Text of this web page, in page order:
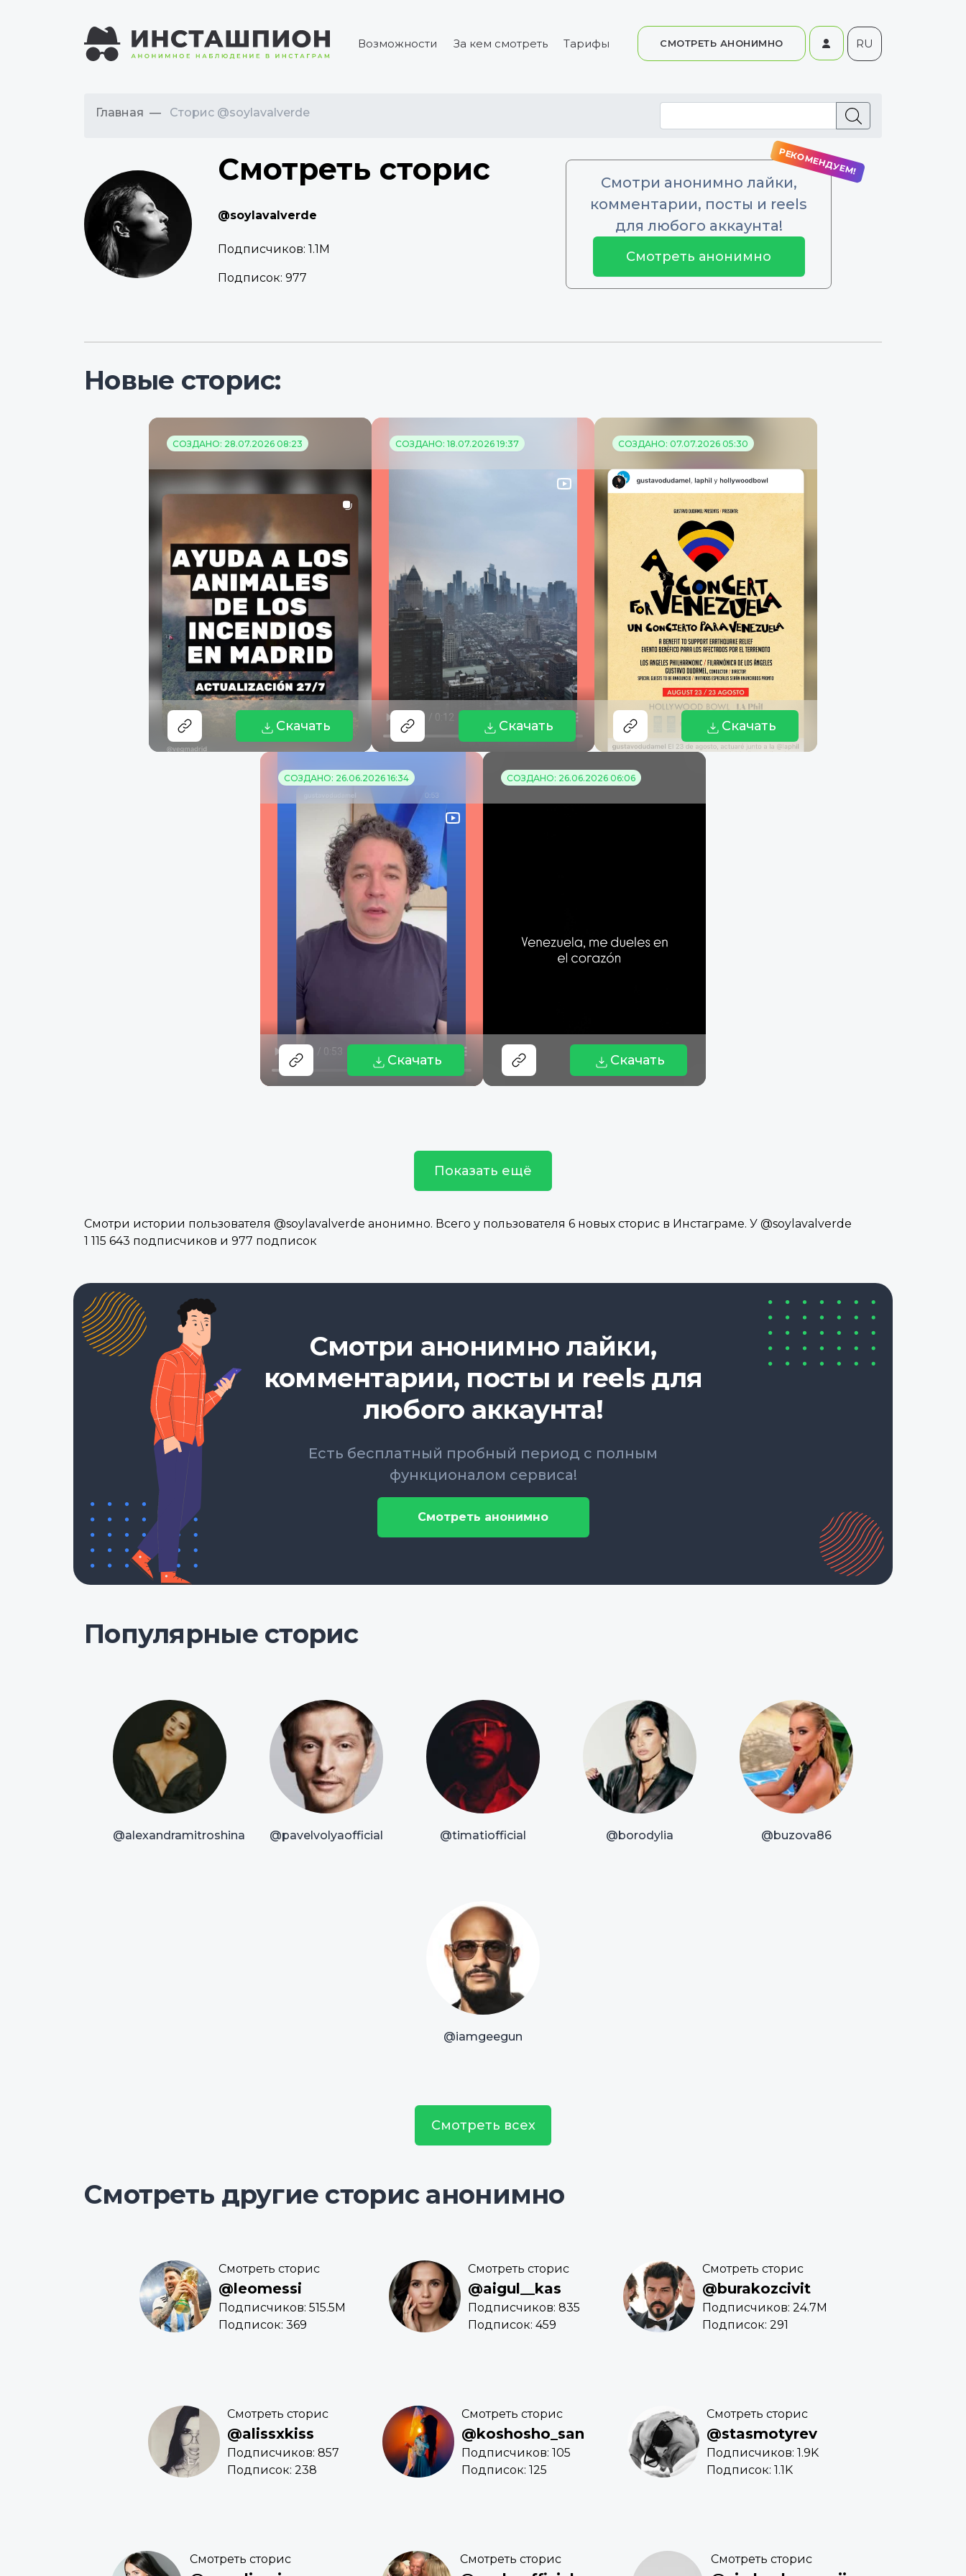
Возможности За кем смотреть Тарифы СМОТРЕТЬ АНОНИМНО RU
Главная Сторис @soylavalverde
Смотреть сторис
@soylavalverde
Подписчиков: 1.1M
Подписок: 977
Смотри анонимно лайки,
комментарии, посты и reels
для любого аккаунта!
Смотреть анонимно
Новые сторис:
СОЗДАНО: 28.07.2026 08:23
Скачать
СОЗДАНО: 18.07.2026 19:37
Скачать
СОЗДАНО: 07.07.2026 05:30
Скачать
СОЗДАНО: 26.06.2026 16:34
Скачать
СОЗДАНО: 26.06.2026 06:06
Скачать
Показать ещё
Смотри истории пользователя @soylavalverde анонимно. Всего у пользователя 6 новых сторис в Инстаграме. У @soylavalverde
1 115 643 подписчиков и 977 подписок
Смотри анонимно лайки,
комментарии, посты и reels для
любого аккаунта!
Есть бесплатный пробный период с полным
функционалом сервиса!
Смотреть анонимно
Популярные сторис
@alexandramitroshina @pavelvolyaofficial @timatiofficial @borodylia @buzova86
@iamgeegun
Смотреть всех
Смотреть другие сторис анонимно
Смотреть сторис
@leomessi
Подписчиков: 515.5M
Подписок: 369
Смотреть сторис
@aigul__kas
Подписчиков: 835
Подписок: 459
Смотреть сторис
@burakozcivit
Подписчиков: 24.7M
Подписок: 291
Смотреть сторис
@alissxkiss
Подписчиков: 857
Подписок: 238
Смотреть сторис
@koshosho_san
Подписчиков: 105
Подписок: 125
Смотреть сторис
@stasmotyrev
Подписчиков: 1.9K
Подписок: 1.1K
Смотреть сторис Смотреть сторис Смотреть сторис